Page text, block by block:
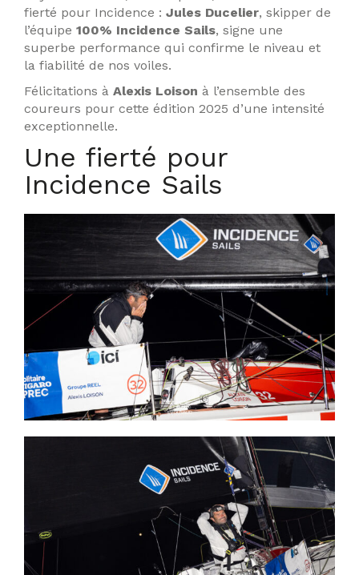
fierté pour Incidence : Jules Ducelier, skipper de
l’équipe 100% Incidence Sails, signe une
superbe performance qui confirme le niveau et
la fiabilité de nos voiles.
Félicitations à Alexis Loison à l’ensemble des
coureurs pour cette édition 2025 d’une intensité
exceptionnelle.
Une fierté pour
Incidence Sails